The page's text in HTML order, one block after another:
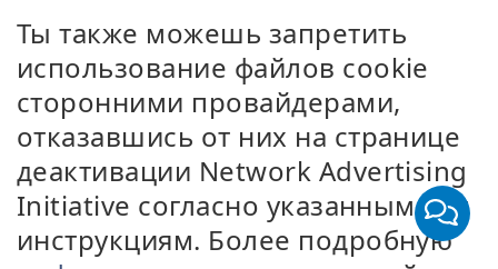
Ты также можешь запретить
использование файлов cookie
сторонними провайдерами,
отказавшись от них на странице
деактивации Network Advertising
Initiative согласно указанным там
инструкциям. Более подробную